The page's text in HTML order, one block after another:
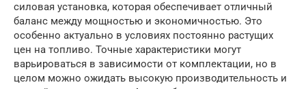
силовая установка, которая обеспечивает отличный
баланс между мощностью и экономичностью. Это
особенно актуально в условиях постоянно растущих
цен на топливо. Точные характеристики могут
варьироваться в зависимости от комплектации, но в
целом можно ожидать высокую производительность и